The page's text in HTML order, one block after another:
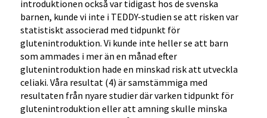
introduktionen också var tidigast hos de svenska
barnen, kunde vi inte i TEDDY-studien se att risken var
statistiskt associerad med tidpunkt för
glutenintroduktion. Vi kunde inte heller se att barn
som ammades i mer än en månad efter
glutenintroduktion hade en minskad risk att utveckla
celiaki. Våra resultat (4) är samstämmiga med
resultaten från nyare studier där varken tidpunkt för
glutenintroduktion eller att amning skulle minska